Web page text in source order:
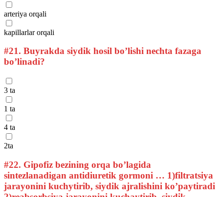
arteriya orqali
kapillarlar orqali
#21. Buyrakda siydik hosil bo’lishi nechta fazaga
bo’linadi?
3 ta
1 ta
4 ta
2ta
#22. Gipofiz bezining orqa bo’lagida
sintezlanadigan antidiuretik gormoni … 1)filtratsiya
jarayonini kuchytirib, siydik ajralishini ko’paytiradi